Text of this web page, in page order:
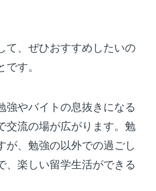
て、ぜひおすすめしたいの
す。
強やバイトの息抜きになる
交流の場が広がります。勉
が、勉強の以外での過ごし
、楽しい留学生活ができる